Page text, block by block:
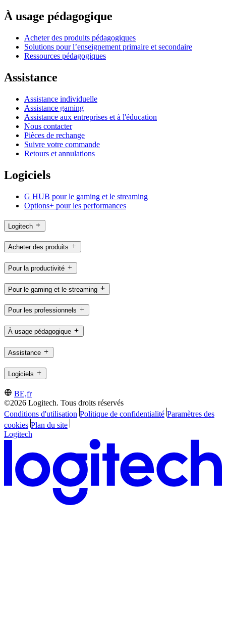
À usage pédagogique
Acheter des produits pédagogiques
Solutions pour l’enseignement primaire et secondaire
Ressources pédagogiques
Assistance
Assistance individuelle
Assistance gaming
Assistance aux entreprises et à l'éducation
Nous contacter
Pièces de rechange
Suivre votre commande
Retours et annulations
Logiciels
G HUB pour le gaming et le streaming
Options+ pour les performances
Logitech
Acheter des produits
Pour la productivité
Pour le gaming et le streaming
Pour les professionnels
À usage pédagogique
Assistance
Logiciels
BE,fr
©2026 Logitech. Tous droits réservés
Conditions d'utilisation Politique de confidentialité Paramètres des
cookies Plan du site
Logitech